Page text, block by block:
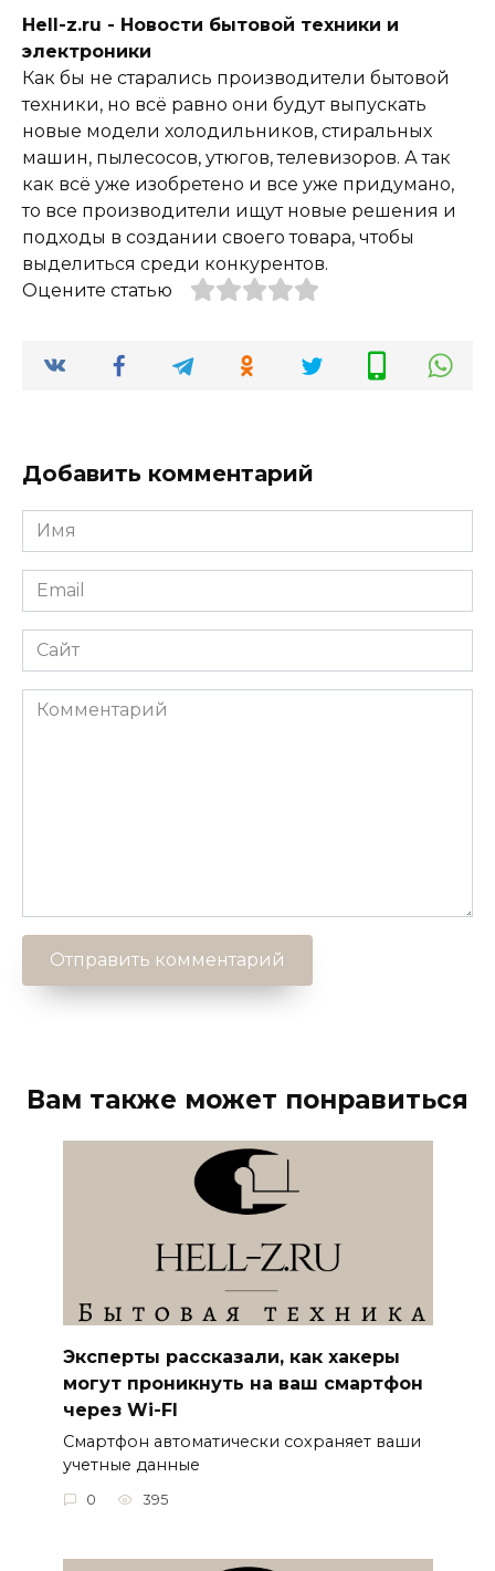
Hell-z.ru - Новости бытовой техники и
электроники
Как бы не старались производители бытовой
техники, но всё равно они будут выпускать
новые модели холодильников, стиральных
машин, пылесосов, утюгов, телевизоров. А так
как всё уже изобретено и все уже придумано,
то все производители ищут новые решения и
подходы в создании своего товара, чтобы
выделиться среди конкурентов.
Оцените статью
Добавить комментарий
Имя
*
Email
*
Сайт
Комментарий
Вам также может понравиться
Эксперты рассказали, как хакеры
могут проникнуть на ваш смартфон
через Wi-FI
Смартфон автоматически сохраняет ваши
учетные данные
0 395